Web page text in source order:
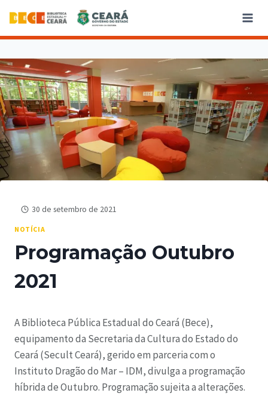
30 de setembro de 2021
NOTÍCIA
Programação Outubro
2021
A Biblioteca Pública Estadual do Ceará (Bece),
equipamento da Secretaria da Cultura do Estado do
Ceará (Secult Ceará), gerido em parceria com o
Instituto Dragão do Mar – IDM, divulga a programação
híbrida de Outubro. Programação sujeita a alterações.